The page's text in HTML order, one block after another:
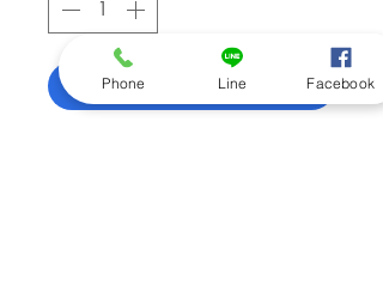
เพิ่มลงในรถเข็น
Phone Line Facebook